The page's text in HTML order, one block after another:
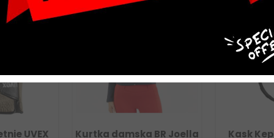
Kurtka damska BR Joella
Kask Kep Cromo